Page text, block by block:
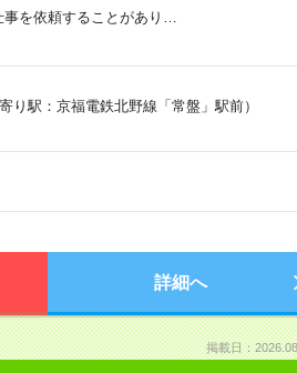
を依頼することがあり…
り駅：京福電鉄北野線「常盤」駅前）
詳細へ
掲載日：